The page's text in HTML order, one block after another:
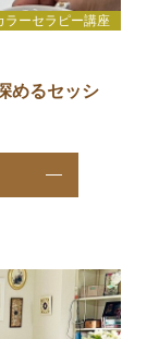
ラーセラピー講座
めるセッシ